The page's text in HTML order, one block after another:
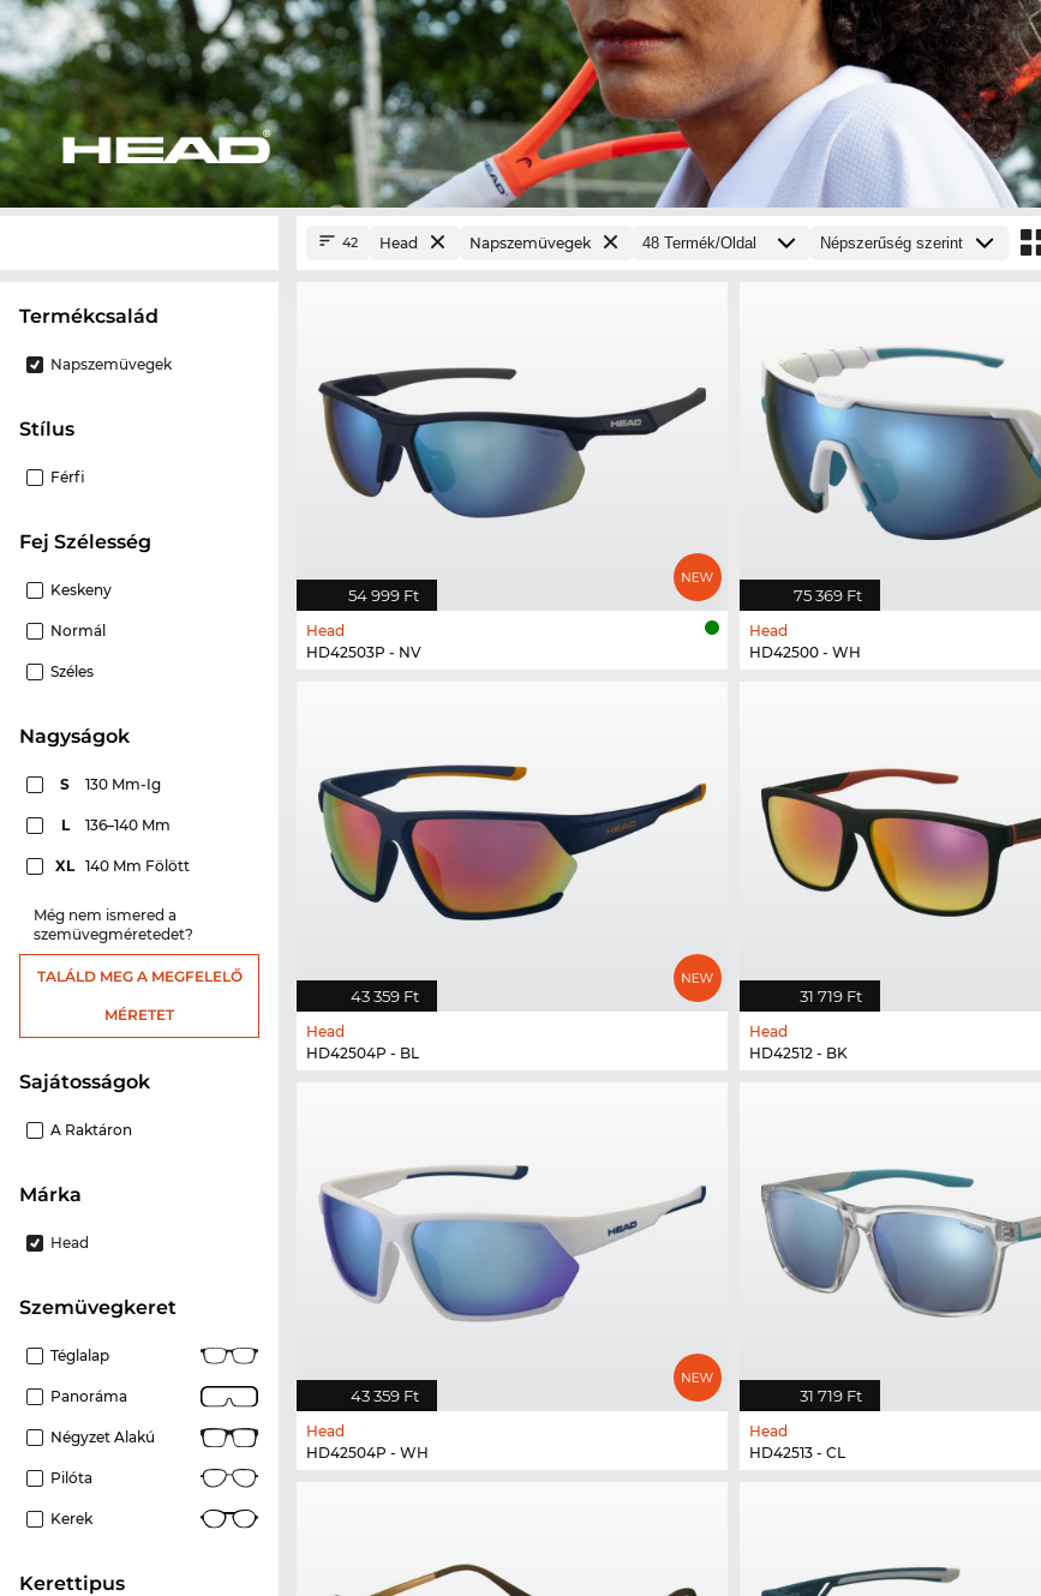
termékcsalád
Napszemüvegek
Stílus
Férfi
Fej Szélesség
Keskeny
Normál
Széles
nagyságok
S 130 Mm-Ig
L 136–140 Mm
XL 140 Mm Fölött
Még nem ismered a
szemüvegméretedet?
TALÁLD MEG A MEGFELELŐ
MÉRETET
Sajátosságok
A Raktáron
Márka
Head
szemüvegkeret
Téglalap
Panoráma
Négyzet Alakú
Pilóta
Kerek
kerettipus
42 Head Napszemüvegek
54 999 Ft
Head
HD42503P - NV
75 369 Ft
Head
HD42500 - WH
43 359 Ft
Head
HD42504P - BL
31 719 Ft
Head
HD42512 - BK
43 359 Ft
Head
HD42504P - WH
31 719 Ft
Head
HD42513 - CL